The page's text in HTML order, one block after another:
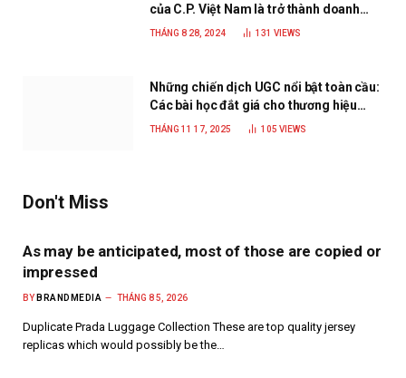
của C.P. Việt Nam là trở thành doanh
nghiệp xanh, phát triển bền vững
THÁNG 8 28, 2024 131 VIEWS
Những chiến dịch UGC nổi bật toàn cầu:
Các bài học đắt giá cho thương hiệu
năm 2025
THÁNG 11 17, 2025 105 VIEWS
Don't Miss
As may be anticipated, most of those are copied or
impressed
BY BRANDMEDIA THÁNG 8 5, 2026
Duplicate Prada Luggage Collection These are top quality jersey
replicas which would possibly be the…